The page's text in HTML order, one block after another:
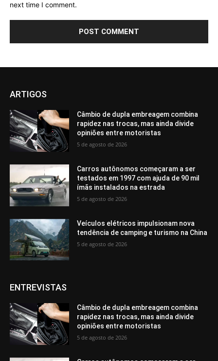
next time I comment.
ARTIGOS
Câmbio de dupla embreagem combina
rapidez nas trocas, mas ainda divide
opiniões entre motoristas
5 de agosto de 2026
Carros autônomos começaram a ser
testados em 1997 com ajuda de 90 mil
ímãs instalados na estrada
5 de agosto de 2026
Veículos elétricos impulsionam nova
tendência de camping e turismo na China
5 de agosto de 2026
ENTREVISTAS
Câmbio de dupla embreagem combina
rapidez nas trocas, mas ainda divide
opiniões entre motoristas
5 de agosto de 2026